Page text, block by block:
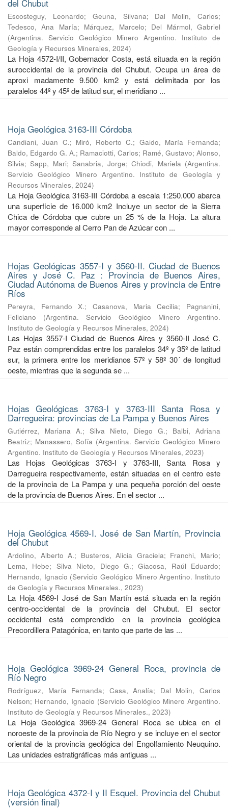
del Chubut
Escosteguy, Leonardo; Geuna, Silvana; Dal Molin, Carlos;
Tedesco, Ana María; Márquez, Marcelo; Del Mármol, Gabriel
(Argentina. Servicio Geológico Minero Argentino. Instituto de
Geología y Recursos Minerales, 2024)
La Hoja 4572-I/II, Gobernador Costa, está situada en la región
suroccidental de la provincia del Chubut. Ocupa un área de
aproxi madamente 9.500 km2 y está delimitada por los
paralelos 44º y 45º de latitud sur, el meridiano ...
Hoja Geológica 3163-III Córdoba
Candiani, Juan C.; Miró, Roberto C.; Gaido, María Fernanda;
Baldo, Edgardo G. A.; Ramaciotti, Carlos; Ramé, Gustavo; Alonso,
Silvia;Sapp, Mari;Sanabria, Jorge;Chiodi, Mariela (Argentina.
Servicio Geológico Minero Argentino. Instituto de Geología y
Recursos Minerales, 2024)
La Hoja Geológica 3163-III Córdoba a escala 1:250.000 abarca
una superficie de 16.000 km2 Incluye un sector de la Sierra
Chica de Córdoba que cubre un 25 % de la Hoja. La altura
mayor corresponde al Cerro Pan de Azúcar con ...
Hojas Geológicas 3557-I y 3560-II. Ciudad de Buenos
Aires y José C. Paz : Provincia de Buenos Aires,
Ciudad Autónoma de Buenos Aires y provincia de Entre
Ríos
Pereyra, Fernando X.;Casanova, Maria Cecilia; Pagnanini,
Feliciano
(Argentina. Servicio Geológico Minero Argentino.
Instituto de Geología y Recursos Minerales, 2024)
Las Hojas 3557-I Ciudad de Buenos Aires y 3560-II José C.
Paz están comprendidas entre los paralelos 34º y 35º de latitud
sur, la primera entre los meridianos 57º y 58º 30´ de longitud
oeste, mientras que la segunda se ...
Hojas Geológicas 3763-I y 3763-III Santa Rosa y
Darregueira: provincias de La Pampa y Buenos Aires
Gutiérrez, Mariana A.; Silva Nieto, Diego G.; Balbi, Adriana
Beatriz; Manassero, Sofía (Argentina. Servicio Geológico Minero
Argentino. Instituto de Geología y Recursos Minerales, 2023)
Las Hojas Geológicas 3763-I y 3763-III, Santa Rosa y
Darregueira respectivamente, están situadas en el centro este
de la provincia de La Pampa y una pequeña porción del oeste
de la provincia de Buenos Aires. En el sector ...
Hoja Geológica 4569-I. José de San Martín, Provincia
del Chubut
Ardolino, Alberto A.; Busteros, Alicia Graciela; Franchi, Mario;
Lema, Hebe; Silva Nieto, Diego G.;Giacosa, Raúl Eduardo;
Hernando, Ignacio (Servicio Geológico Minero Argentino. Instituto
de Geología y Recursos Minerales., 2023)
La Hoja 4569-I José de San Martín está situada en la región
centro-occidental de la provincia del Chubut. El sector
occidental está comprendido en la provincia geológica
Precordillera Patagónica, en tanto que parte de las ...
Hoja Geológica 3969-24 General Roca, provincia de
Río Negro
Rodríguez, María Fernanda; Casa, Analía; Dal Molin, Carlos
Nelson; Hernando, Ignacio (Servicio Geológico Minero Argentino.
Instituto de Geología y Recursos Minerales., 2023)
La Hoja Geológica 3969-24 General Roca se ubica en el
noroeste de la provincia de Río Negro y se incluye en el sector
oriental de la provincia geológica del Engolfamiento Neuquino.
Las unidades estratigráficas más antiguas ...
Hoja Geológica 4372-I y II Esquel. Provincia del Chubut
(versión final)